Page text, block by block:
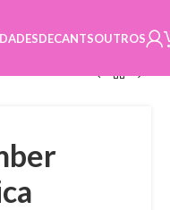
DECANTSOUTROS